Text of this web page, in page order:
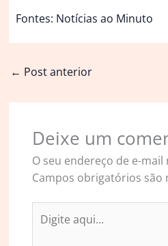
Fontes: Notícias ao Minuto
← Post anterior
Deixe um
O seu endereço de e-
Campos obrigatórios são
aqui...